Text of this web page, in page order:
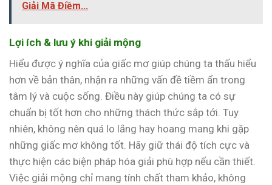
Giải Mã Điềm...
Lợi ích & lưu ý khi giải mộng
Hiểu được ý nghĩa của giấc mơ giúp chúng ta thấu hiểu
hơn về bản thân, nhận ra những vấn đề tiềm ẩn trong
tâm lý và cuộc sống. Điều này giúp chúng ta có sự
chuẩn bị tốt hơn cho những thách thức sắp tới. Tuy
nhiên, không nên quá lo lắng hay hoang mang khi gặp
những giấc mơ không tốt. Hãy giữ thái độ tích cực và
thực hiện các biện pháp hóa giải phù hợp nếu cần thiết.
Việc giải mộng chỉ mang tính chất tham khảo, không